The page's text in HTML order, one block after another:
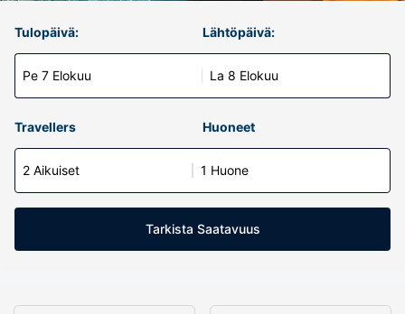
Tulopäivä:
Pe 7 Elokuu
Lähtöpäivä:
La 8 Elokuu
Travellers Huoneet
2 Aikuiset 1 Huone
Tarkista Saatavuus